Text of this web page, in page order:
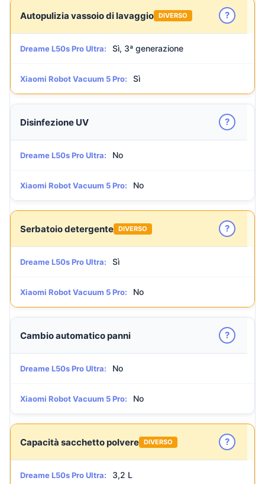
Autopulizia vassoio di lavaggio DIVERSO ?
Dreame L50s Pro Ultra: Sì, 3ª generazione
Xiaomi Robot Vacuum 5 Pro: Sì
Disinfezione UV ?
Dreame L50s Pro Ultra: No
Xiaomi Robot Vacuum 5 Pro: No
Serbatoio detergente DIVERSO ?
Dreame L50s Pro Ultra: Sì
Xiaomi Robot Vacuum 5 Pro: No
Cambio automatico panni ?
Dreame L50s Pro Ultra: No
Xiaomi Robot Vacuum 5 Pro: No
Capacità sacchetto polvere DIVERSO ?
Dreame L50s Pro Ultra: 3,2 L